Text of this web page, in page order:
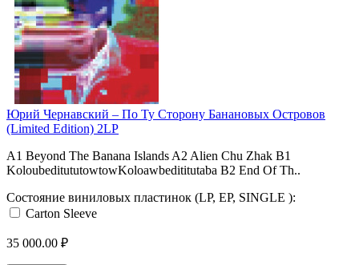
Юрий Чернавский ‎– По Ту Сторону Банановых Островов
(Limited Edition) 2LP
A1 Beyond The Banana Islands A2 Alien Chu Zhak B1
KoloubeditututowtowKoloawbedititutaba B2 End Of Th..
Состояние виниловых пластинок (LP, EP, SINGLE ):
Carton Sleeve
35 000.00 ₽